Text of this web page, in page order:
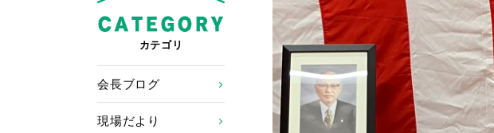
カテゴリ
会長ブログ
現場だより